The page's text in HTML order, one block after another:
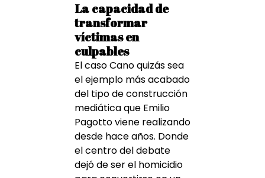
La capacidad de
transformar
víctimas en
culpables
El caso Cano quizás sea
el ejemplo más acabado
del tipo de construcción
mediática que Emilio
Pagotto viene realizando
desde hace años. Donde
el centro del debate
dejó de ser el homicidio